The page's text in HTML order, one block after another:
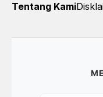
Tentang Kami